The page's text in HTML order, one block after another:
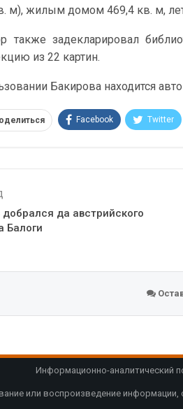
м), жилым домом 469,4 кв. м,
также задекларировал
из 22 картин.
Бакирова находится
Facebook Twitter
да австрийского
Балоги
Информационно-аналитический
или воспроизведение